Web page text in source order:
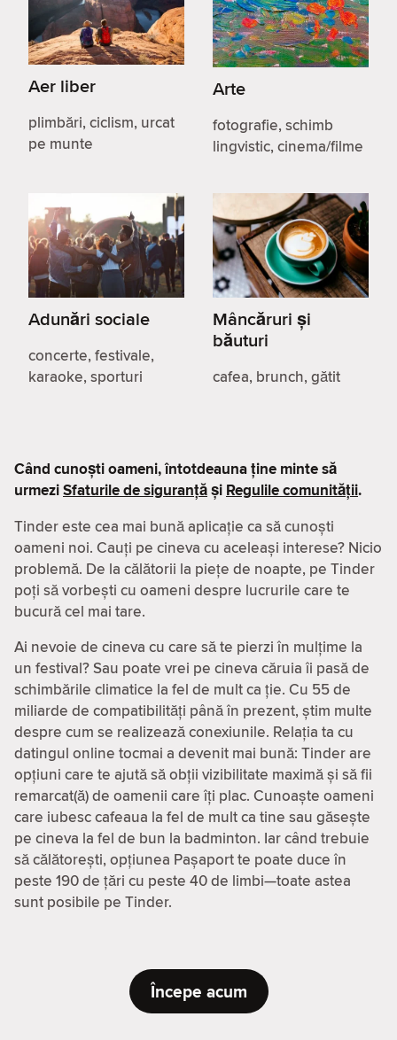
Aer liber
plimbări, ciclism, urcat
pe munte
Arte
fotografie, schimb
lingvistic, cinema/filme
Adunări sociale
concerte, festivale,
karaoke, sporturi
Mâncăruri și
băuturi
cafea, brunch, gătit
Când cunoști oameni, întotdeauna ține minte să
urmeziSfaturile de siguranțăși Regulile comunității.
Tinder este cea mai bună aplicație ca să cunoști
oameni noi. Cauți pe cineva cu aceleași interese? Nicio
problemă. De la călătorii la piețe de noapte, pe Tinder
poți să vorbești cu oameni despre lucrurile care te
bucură cel mai tare.
Ai nevoie de cineva cu care să te pierzi în mulțime la
un festival? Sau poate vrei pe cineva căruia îi pasă de
schimbările climatice la fel de mult ca ție. Cu 55 de
miliarde de compatibilităţi până în prezent, știm multe
despre cum se realizează conexiunile. Relația ta cu
datingul online tocmai a devenit mai bună: Tinder are
opțiuni care te ajută să obții vizibilitate maximă și să fii
remarcat(ă) de oamenii care îți plac. Cunoaște oameni
care iubesc cafeaua la fel de mult ca tine sau găsește
pe cineva la fel de bun la badminton. Iar când trebuie
să călătorești, opțiunea Pașaport te poate duce în
peste 190 de țări cu peste 40 de limbi—toate astea
sunt posibile pe Tinder.
Începe acum